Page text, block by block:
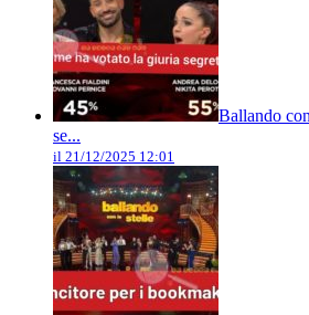
Ballando
se...
il 21/12/2025 12:01